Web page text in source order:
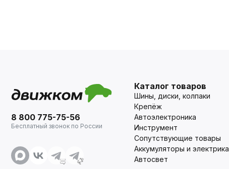
8 800 775-75-56
Бесплатный звонок по России
Каталог товаров
Шины, диски, колпаки
Крепёж
Автоэлектроника
Инструмент
Сопутствующие товары
Аккумуляторы и электрика
Автосвет